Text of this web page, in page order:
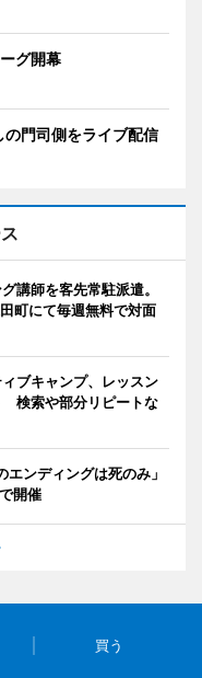
グ開幕
門司側をライブ配信
講師を客先常駐派遣。
町にて毎週無料で対面
ブキャンプ、レッスン
検索や部分リピートな
ンディングは死のみ」
開催
買う